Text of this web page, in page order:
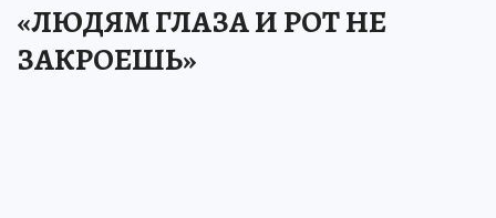
«ЛЮДЯМ ГЛАЗА И РОТ НЕ
ЗАКРОЕШЬ»